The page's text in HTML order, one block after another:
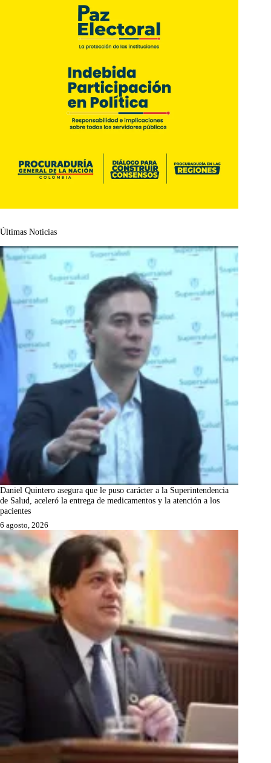
Últimas Noticias
Daniel Quintero asegura que le puso carácter a la Superintendencia
de Salud, aceleró la entrega de medicamentos y la atención a los
pacientes
6 agosto, 2026